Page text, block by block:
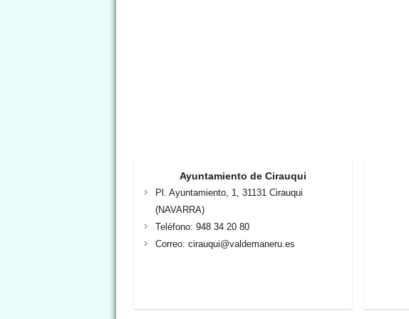
Ayuntamiento de Cirauqui
Pl. Ayuntamiento, 1, 31131 Cirauqui
(NAVARRA)
Teléfono: 948 34 20 80
Correo: cirauqui@valdemaneru.es